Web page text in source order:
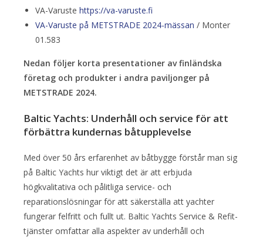
VA-Varuste https://va-varuste.fi
VA-Varuste på METSTRADE 2024-mässan / Monter
01.583
Nedan följer korta presentationer av finländska
företag och produkter i andra paviljonger på
METSTRADE 2024.
Baltic Yachts: Underhåll och service för att
förbättra kundernas båtupplevelse
Med över 50 års erfarenhet av båtbygge förstår man sig
på Baltic Yachts hur viktigt det är att erbjuda
högkvalitativa och pålitliga service- och
reparationslösningar för att säkerställa att yachter
fungerar felfritt och fullt ut. Baltic Yachts Service & Refit-
tjänster omfattar alla aspekter av underhåll och